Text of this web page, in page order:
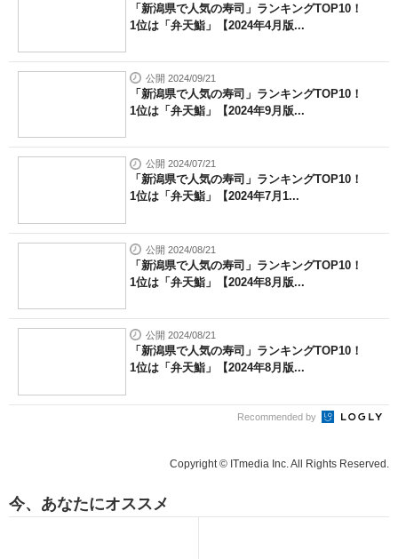
「新潟県で人気の寿司」ランキングTOP10！
1位は「弁天鮨」【2024年4月版...
公開 2024/09/21
「新潟県で人気の寿司」ランキングTOP10！
1位は「弁天鮨」【2024年9月版...
公開 2024/07/21
「新潟県で人気の寿司」ランキングTOP10！
1位は「弁天鮨」【2024年7月1...
公開 2024/08/21
「新潟県で人気の寿司」ランキングTOP10！
1位は「弁天鮨」【2024年8月版...
公開 2024/08/21
「新潟県で人気の寿司」ランキングTOP10！
1位は「弁天鮨」【2024年8月版...
Recommended by
Copyright © ITmedia Inc. All Rights Reserved.
今、あなたにオススメ